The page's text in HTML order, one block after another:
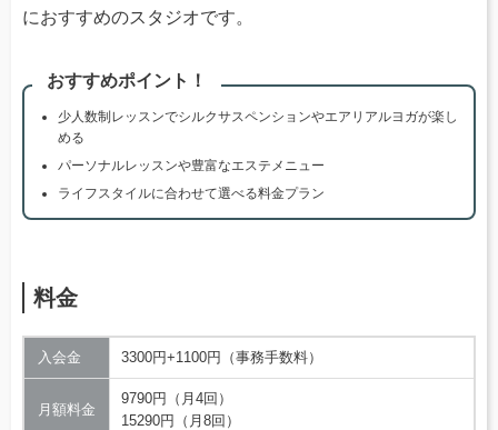
におすすめのスタジオです。
おすすめポイント！
少人数制レッスンでシルクサスペンションやエアリアルヨガが楽し
める
パーソナルレッスンや豊富なエステメニュー
ライフスタイルに合わせて選べる料金プラン
料金
入会金 3300円+1100円（事務手数料）
月額料金
9790円（月4回）
15290円（月8回）